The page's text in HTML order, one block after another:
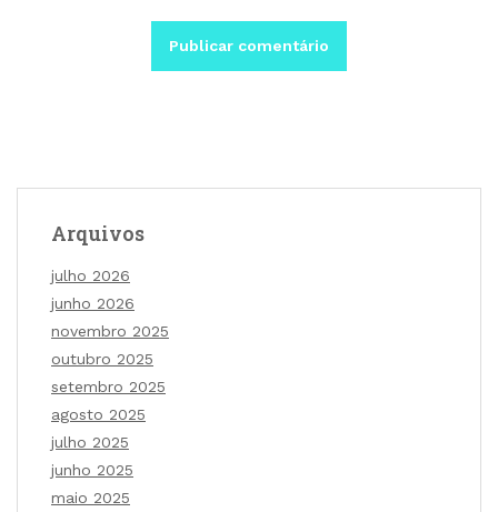
Arquivos
julho 2026
junho 2026
novembro 2025
outubro 2025
setembro 2025
agosto 2025
julho 2025
junho 2025
maio 2025